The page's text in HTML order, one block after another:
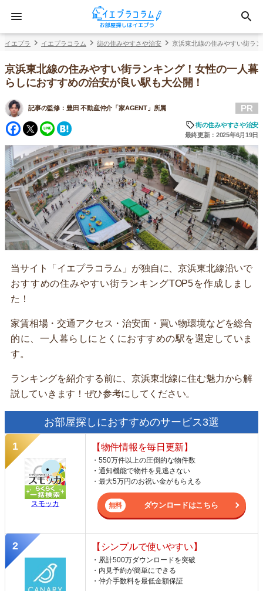
イエプラ イエプラコラム 街の住みやすさや治安 京浜東北線の住みやすい街ラ
京浜東北線の住みやすい街ランキング！女性の一人暮
らしにおすすめの治安が良い駅も大公開！
記事の監修： 豊田 不動産仲介「家AGENT」所属
Facebook
Twitter
Line
PR
街の住みやすさや治安
最終更新：2025年6月19日
当サイト「イエプラコラム」が独自に、京浜東北線沿いで
おすすめの住みやすい街ランキングTOP5を作成しまし
た！
家賃相場・交通アクセス・治安面・買い物環境などを総合
的に、一人暮らしにとくにおすすめの駅を選定していま
す。
ランキングを紹介する前に、京浜東北線に住む魅力から解
説していきます！ぜひ参考にしてください。
お部屋探しにおすすめのサービス3選
スモッカ
【物件情報を毎日更新】
・550万件以上の圧倒的な物件数
・通知機能で物件を見逃さない
・最大5万円のお祝い金がもらえる
ダウンロードはこちら
【シンプルで使いやすい】
・累計500万ダウンロードを突破
・内見予約が簡単にできる
・仲介手数料を最低金額保証